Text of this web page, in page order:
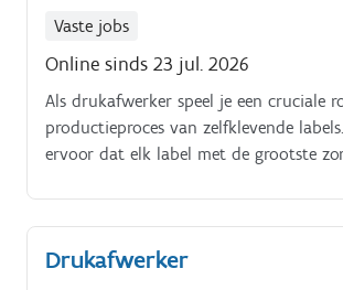
Vaste jobs
Online sinds 23 jul. 2026
Als drukafwerker speel je een cruciale
productieproces van zelfklevende
ervoor dat elk label met de grootste
kwaliteitsnormen.
Drukafwerker